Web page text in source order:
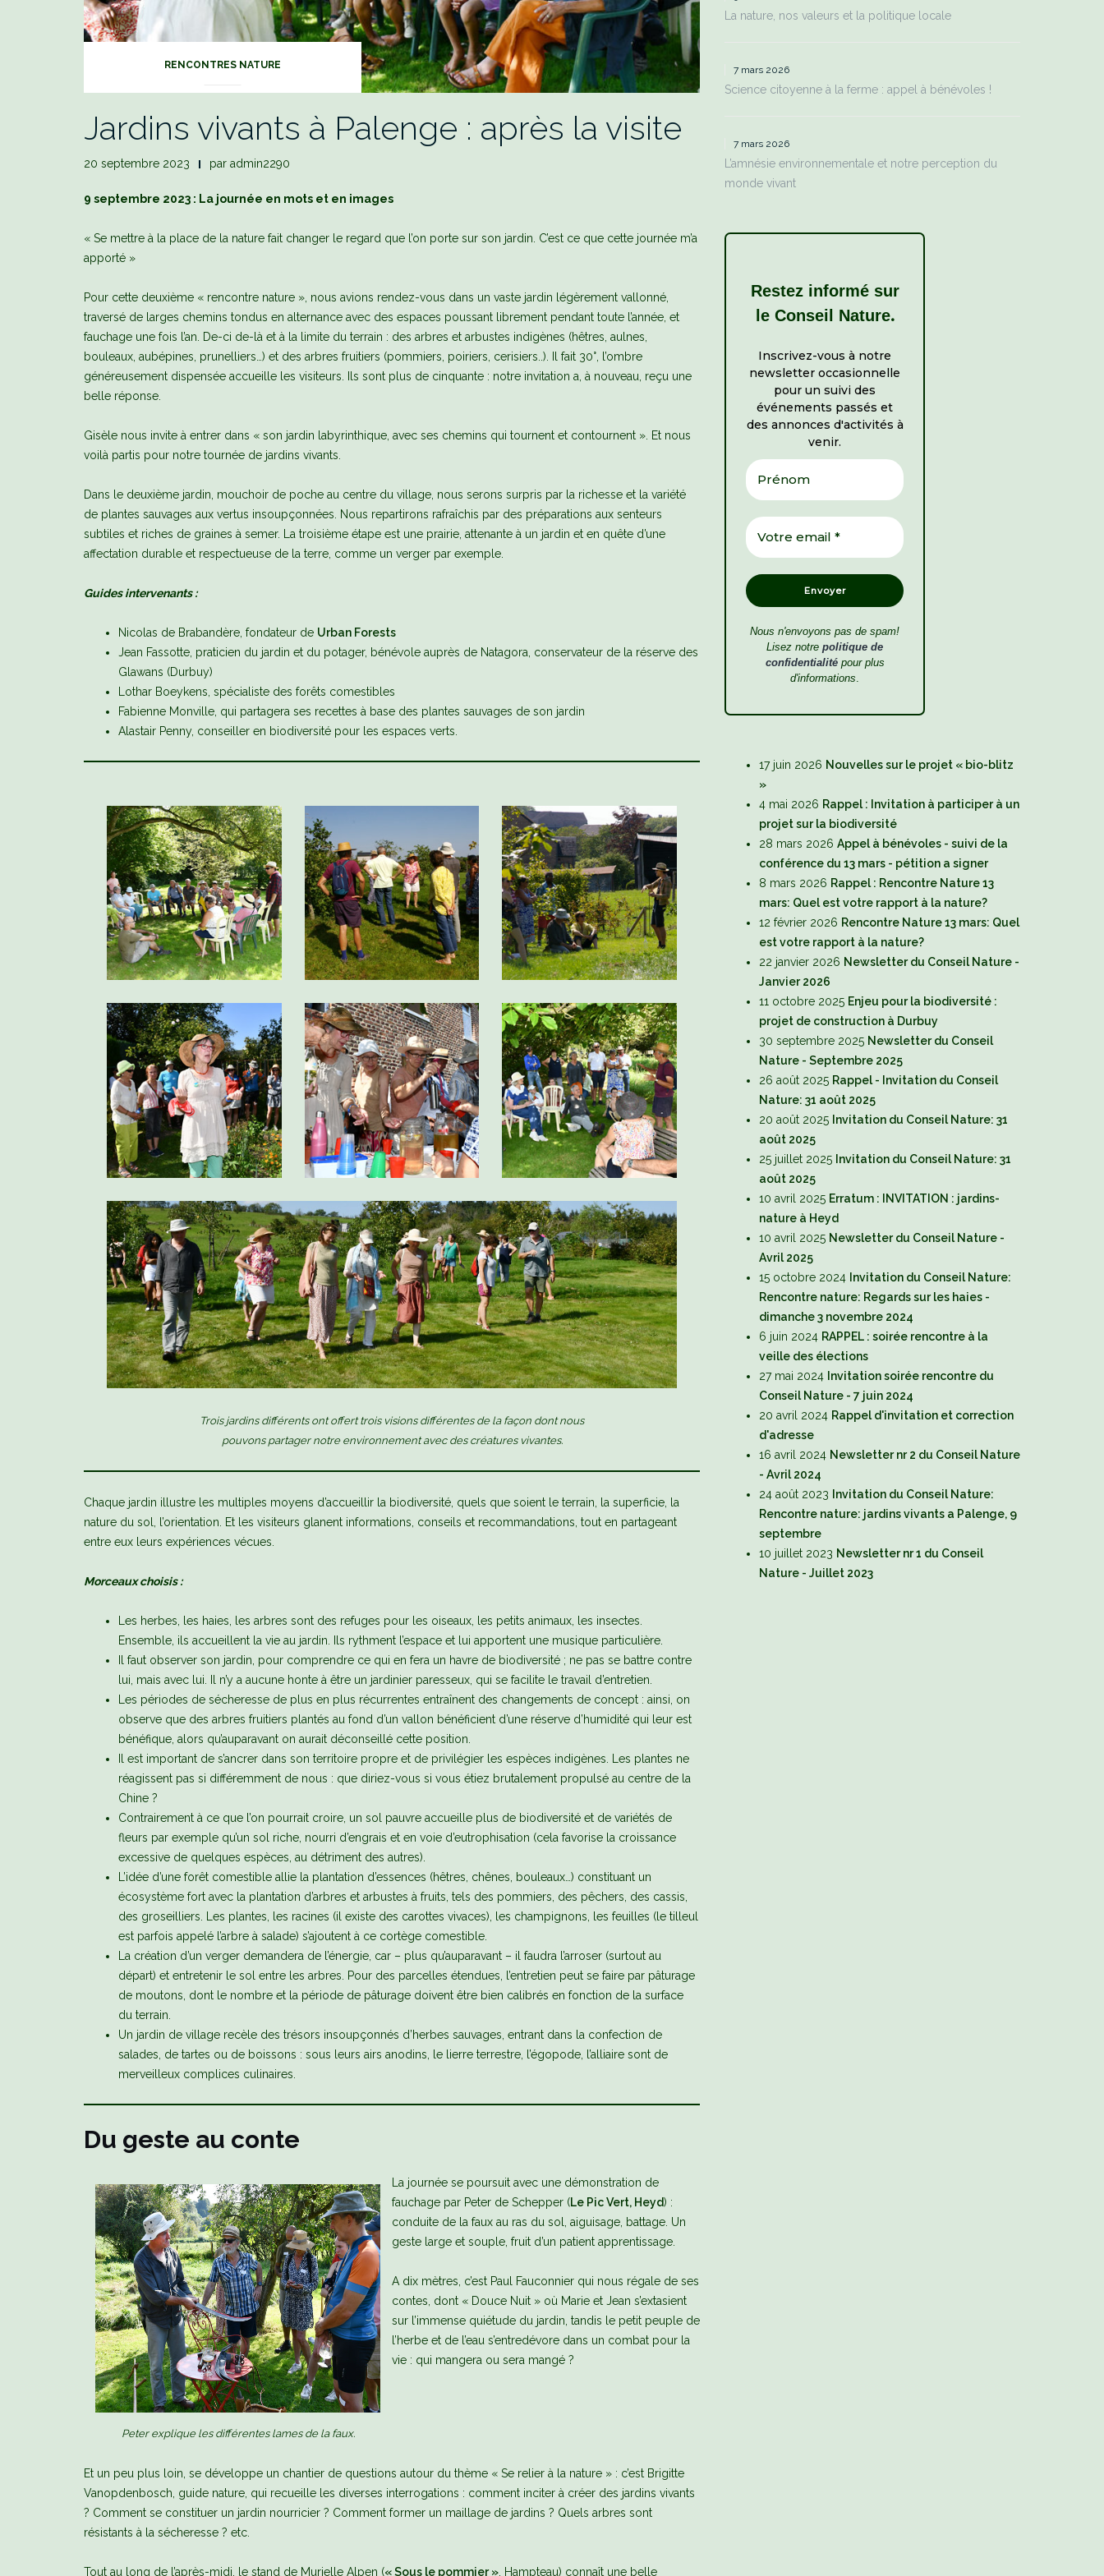
RENCONTRES NATURE
Jardins vivants à Palenge : après la visite
20 septembre 2023 par admin2290
9 septembre 2023 : La journée en mots et en images
« Se mettre à la place de la nature fait changer le regard que l’on porte sur son jardin. C’est ce que cette journée m’a
apporté »
Pour cette deuxième « rencontre nature », nous avions rendez-vous dans un vaste jardin légèrement vallonné,
traversé de larges chemins tondus en alternance avec des espaces poussant librement pendant toute l’année, et
fauchage une fois l’an. De-ci de-là et à la limite du terrain : des arbres et arbustes indigènes (hêtres, aulnes,
bouleaux, aubépines, prunelliers…) et des arbres fruitiers (pommiers, poiriers, cerisiers..). Il fait 30°, l’ombre
généreusement dispensée accueille les visiteurs. Ils sont plus de cinquante : notre invitation a, à nouveau, reçu une
belle réponse.
Gisèle nous invite à entrer dans « son jardin labyrinthique, avec ses chemins qui tournent et contournent ». Et nous
voilà partis pour notre tournée de jardins vivants.
Dans le deuxième jardin, mouchoir de poche au centre du village, nous serons surpris par la richesse et la variété
de plantes sauvages aux vertus insoupçonnées. Nous repartirons rafraîchis par des préparations aux senteurs
subtiles et riches de graines à semer. La troisième étape est une prairie, attenante à un jardin et en quête d’une
affectation durable et respectueuse de la terre, comme un verger par exemple.
Guides intervenants :
Nicolas de Brabandère, fondateur de Urban Forests
Jean Fassotte, praticien du jardin et du potager, bénévole auprès de Natagora, conservateur de la réserve des
Glawans (Durbuy)
Lothar Boeykens, spécialiste des forêts comestibles
Fabienne Monville, qui partagera ses recettes à base des plantes sauvages de son jardin
Alastair Penny, conseiller en biodiversité pour les espaces verts.
Trois jardins différents ont offert trois visions différentes de la façon dont nous
pouvons partager notre environnement avec des créatures vivantes.
Chaque jardin illustre les multiples moyens d’accueillir la biodiversité, quels que soient le terrain, la superficie, la
nature du sol, l’orientation. Et les visiteurs glanent informations, conseils et recommandations, tout en partageant
entre eux leurs expériences vécues.
Morceaux choisis :
Les herbes, les haies, les arbres sont des refuges pour les oiseaux, les petits animaux, les insectes.
Ensemble, ils accueillent la vie au jardin. Ils rythment l’espace et lui apportent une musique particulière.
Il faut observer son jardin, pour comprendre ce qui en fera un havre de biodiversité ; ne pas se battre contre
lui, mais avec lui. Il n’y a aucune honte à être un jardinier paresseux, qui se facilite le travail d’entretien.
Les périodes de sécheresse de plus en plus récurrentes entraînent des changements de concept : ainsi, on
observe que des arbres fruitiers plantés au fond d’un vallon bénéficient d’une réserve d’humidité qui leur est
bénéfique, alors qu’auparavant on aurait déconseillé cette position.
Il est important de s’ancrer dans son territoire propre et de privilégier les espèces indigènes. Les plantes ne
réagissent pas si différemment de nous : que diriez-vous si vous étiez brutalement propulsé au centre de la
Chine ?
Contrairement à ce que l’on pourrait croire, un sol pauvre accueille plus de biodiversité et de variétés de
fleurs par exemple qu’un sol riche, nourri d’engrais et en voie d’eutrophisation (cela favorise la croissance
excessive de quelques espèces, au détriment des autres).
L’idée d’une forêt comestible allie la plantation d’essences (hêtres, chênes, bouleaux…) constituant un
écosystème fort avec la plantation d’arbres et arbustes à fruits, tels des pommiers, des pêchers, des cassis,
des groseilliers. Les plantes, les racines (il existe des carottes vivaces), les champignons, les feuilles (le tilleul
est parfois appelé l’arbre à salade) s’ajoutent à ce cortège comestible.
La création d’un verger demandera de l’énergie, car – plus qu’auparavant – il faudra l’arroser (surtout au
départ) et entretenir le sol entre les arbres. Pour des parcelles étendues, l’entretien peut se faire par pâturage
de moutons, dont le nombre et la période de pâturage doivent être bien calibrés en fonction de la surface
du terrain.
Un jardin de village recèle des trésors insoupçonnés d’herbes sauvages, entrant dans la confection de
salades, de tartes ou de boissons : sous leurs airs anodins, le lierre terrestre, l’égopode, l’alliaire sont de
merveilleux complices culinaires.
Du geste au conte
Peter explique les différentes lames de la faux.
La journée se poursuit avec une démonstration de
fauchage par Peter de Schepper (Le Pic Vert, Heyd) :
conduite de la faux au ras du sol, aiguisage, battage. Un
geste large et souple, fruit d’un patient apprentissage.
A dix mètres, c’est Paul Fauconnier qui nous régale de ses
contes, dont « Douce Nuit » où Marie et Jean s’extasient
sur l’immense quiétude du jardin, tandis le petit peuple de
l’herbe et de l’eau s’entredévore dans un combat pour la
vie : qui mangera ou sera mangé ?
Et un peu plus loin, se développe un chantier de questions autour du thème « Se relier à la nature » : c’est Brigitte
Vanopdenbosch, guide nature, qui recueille les diverses interrogations : comment inciter à créer des jardins vivants
? Comment se constituer un jardin nourricier ? Comment former un maillage de jardins ? Quels arbres sont
résistants à la sécheresse ? etc.
Tout au long de l’après-midi, le stand de Murielle Alpen (« Sous le pommier » , Hampteau) connaît une belle
La nature, nos valeurs et la politique locale
7 mars 2026
Science citoyenne à la ferme : appel à bénévoles !
7 mars 2026
L’amnésie environnementale et notre perception du
monde vivant
Restez informé sur
le Conseil Nature.
Inscrivez-vous à notre
newsletter occasionnelle
pour un suivi des
événements passés et
des annonces d'activités à
venir.
Nous n'envoyons pas de spam!
Lisez notre politique de
confidentialitépour plus
d'informations.
17 juin 2026 Nouvelles sur le projet « bio-blitz
»
4 mai 2026 Rappel : Invitation à participer à un
projet sur la biodiversité
28 mars 2026 Appel à bénévoles - suivi de la
conférence du 13 mars - pétition a signer
8 mars 2026 Rappel : Rencontre Nature 13
mars: Quel est votre rapport à la nature?
12 février 2026 Rencontre Nature 13 mars: Quel
est votre rapport à la nature?
22 janvier 2026 Newsletter du Conseil Nature -
Janvier 2026
11 octobre 2025 Enjeu pour la biodiversité :
projet de construction à Durbuy
30 septembre 2025 Newsletter du Conseil
Nature - Septembre 2025
26 août 2025 Rappel - Invitation du Conseil
Nature: 31 août 2025
20 août 2025 Invitation du Conseil Nature: 31
août 2025
25 juillet 2025 Invitation du Conseil Nature: 31
août 2025
10 avril 2025 Erratum : INVITATION : jardins-
nature à Heyd
10 avril 2025 Newsletter du Conseil Nature -
Avril 2025
15 octobre 2024 Invitation du Conseil Nature:
Rencontre nature: Regards sur les haies -
dimanche 3 novembre 2024
6 juin 2024 RAPPEL : soirée rencontre à la
veille des élections
27 mai 2024 Invitation soirée rencontre du
Conseil Nature - 7 juin 2024
20 avril 2024 Rappel d'invitation et correction
d'adresse
16 avril 2024 Newsletter nr 2 du Conseil Nature
- Avril 2024
24 août 2023
Invitation du Conseil Nature:
Rencontre nature: jardins vivants a Palenge, 9
septembre
10 juillet 2023 Newsletter nr 1 du Conseil
Nature - Juillet 2023